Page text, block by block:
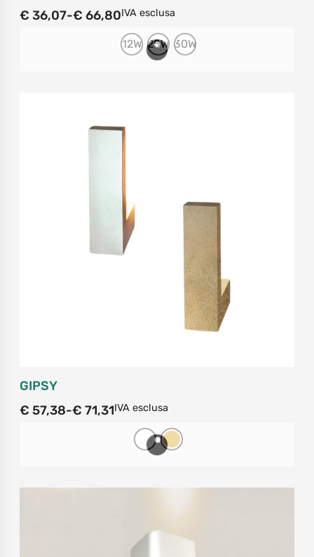
€ 36,07-€ 66,80IVA esclusa
12W 25W 30W
GIPSY
€ 57,38-€ 71,31IVA esclusa